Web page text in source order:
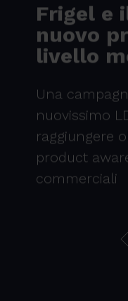
Frigel e
nuovo
livello
Una
nuovissimo
raggiungere
product
commerciali